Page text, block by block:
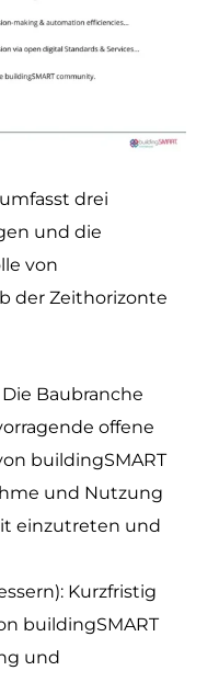
drei
und die
von
der Zeithorizonte
Baubranche
offene
buildingSMART
und Nutzung
einzutreten und
Kurzfristig
buildingSMART
und